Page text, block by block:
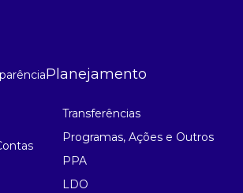
Planejamento
Transferências
Programas, Ações e Outros
PPA
LDO